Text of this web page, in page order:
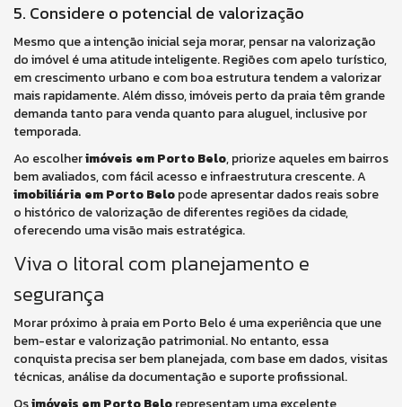
5. Considere o potencial de valorização
Mesmo que a intenção inicial seja morar, pensar na valorização
do imóvel é uma atitude inteligente. Regiões com apelo turístico,
em crescimento urbano e com boa estrutura tendem a valorizar
mais rapidamente. Além disso, imóveis perto da praia têm grande
demanda tanto para venda quanto para aluguel, inclusive por
temporada.
Ao escolherimóveis em Porto Belo, priorize aqueles em bairros
bem avaliados, com fácil acesso e infraestrutura crescente. A
imobiliária em Porto Belopode apresentar dados reais sobre
o histórico de valorização de diferentes regiões da cidade,
oferecendo uma visão mais estratégica.
Viva o litoral com planejamento e
segurança
Morar próximo à praia em Porto Belo é uma experiência que une
bem-estar e valorização patrimonial. No entanto, essa
conquista precisa ser bem planejada, com base em dados, visitas
técnicas, análise da documentação e suporte profissional.